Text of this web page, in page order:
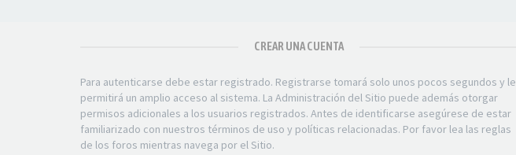
CREAR UNA CUENTA
Para autenticarse debe estar registrado. Registrarse tomará solo unos pocos segundos y le
permitirá un amplio acceso al sistema. La Administración del Sitio puede además otorgar
permisos adicionales a los usuarios registrados. Antes de identificarse asegúrese de estar
familiarizado con nuestros términos de uso y políticas relacionadas. Por favor lea las reglas
de los foros mientras navega por el Sitio.